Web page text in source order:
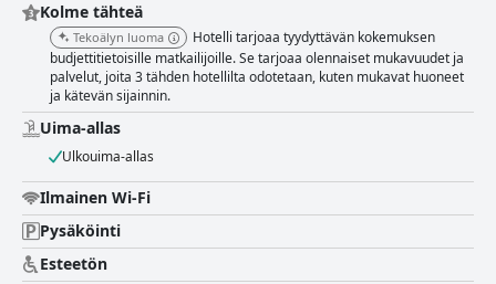
Kolme tähteä
Tekoälyn luoma
Hotelli tarjoaa tyydyttävän kokemuksen
budjettitietoisille matkailijoille. Se tarjoaa olennaiset mukavuudet ja
palvelut, joita 3 tähden hotellilta odotetaan, kuten mukavat huoneet
ja kätevän sijainnin.
Uima-allas
Ulkouima-allas
Ilmainen Wi-Fi
Pysäköinti
Esteetön